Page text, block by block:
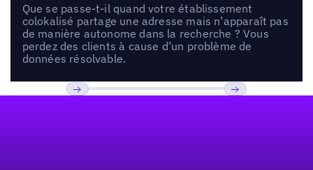
Que se passe-t-il quand votre établissement
colokalisé partage une adresse mais n’apparaît pas
de manière autonome dans la recherche ? Vous
perdez des clients à cause d’un problème de
données résolvable.